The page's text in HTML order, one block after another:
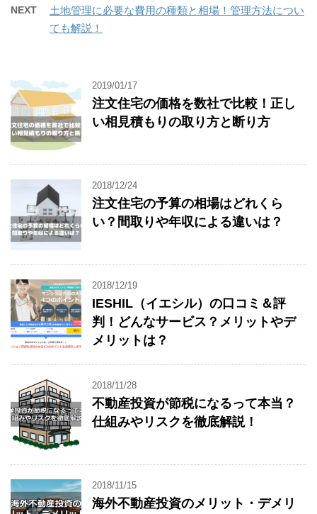
NEXT
土地管理に必要な費用の種類と相場！管理方法につい
ても解説！
2019/01/17
注文住宅の価格を数社で比較！正し
い相見積もりの取り方と断り方
2018/12/24
注文住宅の予算の相場はどれくら
い？間取りや年収による違いは？
2018/12/19
IESHIL（イエシル）の口コミ＆評
判！どんなサービス？メリットやデ
メリットは？
2018/11/28
不動産投資が節税になるって本当？
仕組みやリスクを徹底解説！
2018/11/15
海外不動産投資のメリット・デメリ